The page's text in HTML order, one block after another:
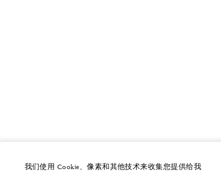
我们使用 Cookie、像素和其他技术来收集您提供给我